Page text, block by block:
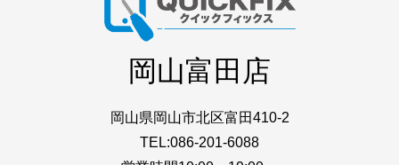
岡山富田店
岡山県岡山市北区富田410-2
TEL:086-201-6088